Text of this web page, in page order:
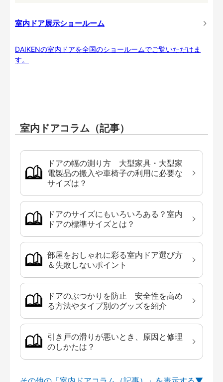
室内ドア展示ショールーム
DAIKENの室内ドアを全国のショールームでご覧いただけま
す。
室内ドアコラム（記事）
ドアの幅の測り方 大型家具・大型家
電製品の搬入や車椅子の利用に必要な
サイズは？
ドアのサイズにもいろいろある？室内
ドアの標準サイズとは？
部屋をおしゃれに彩る室内ドア選び方
＆失敗しないポイント
ドアのぶつかりを防止 安全性を高め
る方法やタイプ別のグッズを紹介
引き戸の滑りが悪いとき、原因と修理
のしかたは？